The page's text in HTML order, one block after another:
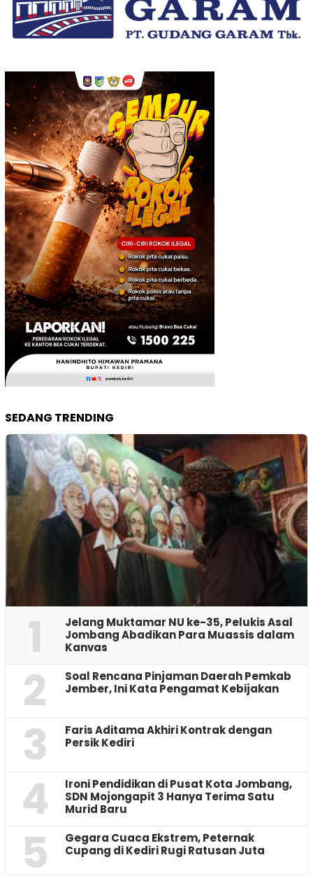
SEDANG TRENDING
1
Jelang Muktamar NU ke-35, Pelukis Asal
Jombang Abadikan Para Muassis dalam
Kanvas
2
‎Soal Rencana Pinjaman Daerah Pemkab
Jember, Ini Kata Pengamat Kebijakan ‎
3
Faris Aditama Akhiri Kontrak dengan
Persik Kediri
4
Ironi Pendidikan di Pusat Kota Jombang,
SDN Mojongapit 3 Hanya Terima Satu
Murid Baru
5
‎Gegara Cuaca Ekstrem, Peternak
Cupang di Kediri Rugi Ratusan Juta